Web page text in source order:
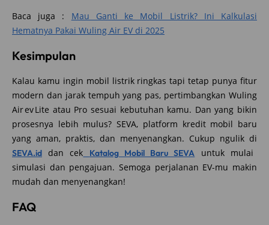
Baca juga : Mau Ganti ke Mobil Listrik? Ini Kalkulasi
Hematnya Pakai Wuling Air EV di 2025
Kesimpulan
Kalau kamu ingin mobil listrik ringkas tapi tetap punya fitur
modern dan jarak tempuh yang pas, pertimbangkan Wuling
Air ev Lite atau Pro sesuai kebutuhan kamu. Dan yang bikin
prosesnya lebih mulus? SEVA, platform kredit mobil baru
yang aman, praktis, dan menyenangkan. Cukup ngulik di
SEVA.id dan cek Katalog Mobil Baru SEVA untuk mulai
simulasi dan pengajuan. Semoga perjalanan EV-mu makin
mudah dan menyenangkan!
FAQ